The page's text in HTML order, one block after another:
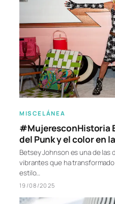
MISCELÁNEA
#MujeresconHistoria
del Punk y el color en
Betsey Johnson es una de las
vibrantes que ha
estilo…
19/08/2025